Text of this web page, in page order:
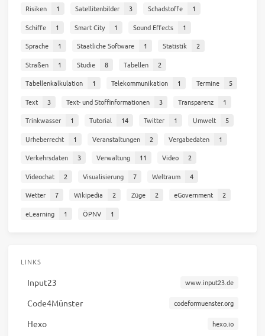
Risiken
1 Satellitenbilder 3 Schadstoffe
1
Schiffe
1 Smart City 1 Sound Effects
1
Sprache
1 Staatliche Software 1 Statistik
2
Straßen
1 Studie 8 Tabellen
2
Tabellenkalkulation
1 Telekommunikation 1 Termine
5
Text
3 Text- und Stoffinformationen 3 Transparenz
1
Trinkwasser
1 Tutorial 14 Twitter 1 Umwelt
5
Urheberrecht
1 Veranstaltungen 2 Vergabedaten
1
Verkehrsdaten
3 Verwaltung 11 Video
2
Videochat
2 Visualisierung 7 Weltraum
4
Wetter
7 Wikipedia 2 Züge 2 eGovernment
2
eLearning
1 ÖPNV 1
LINKS
Input23 www.input23.de
Code4Münster codeformuenster.org
Hexo hexo.io